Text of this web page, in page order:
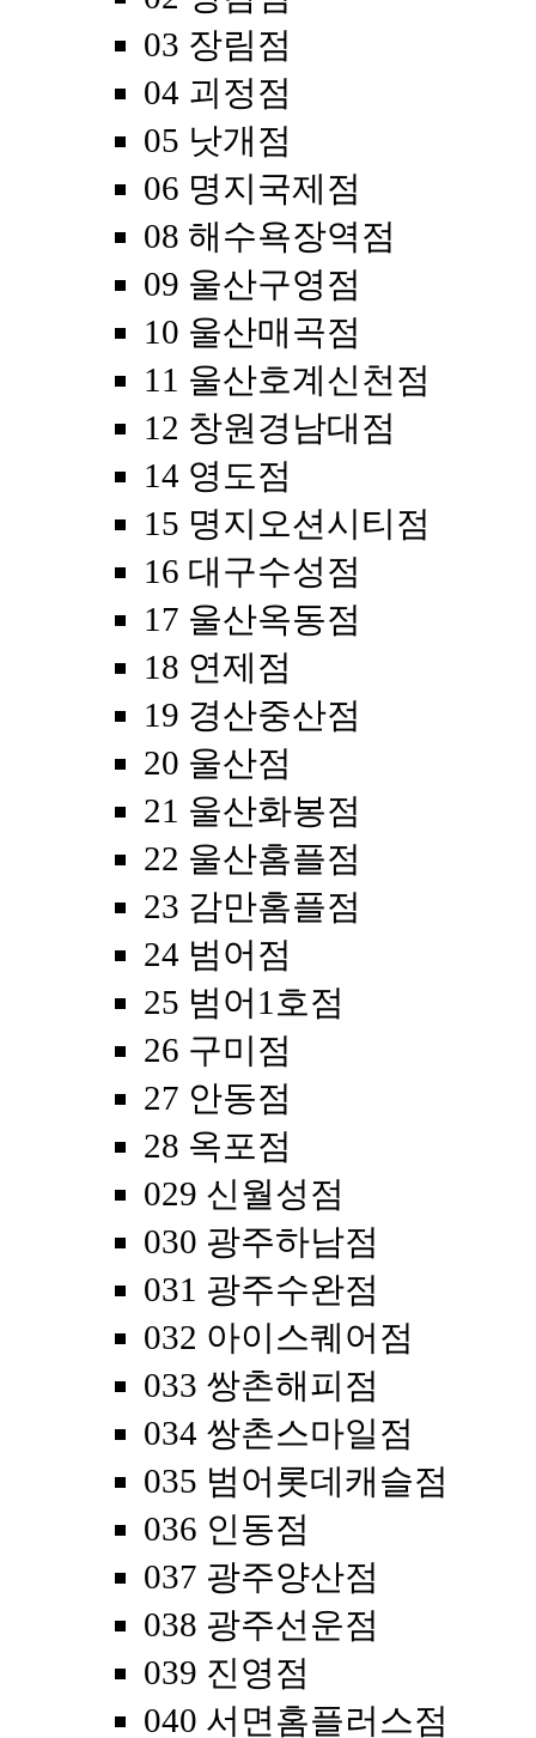
03 장림점
04 괴정점
05 낫개점
06 명지국제점
08 해수욕장역점
09 울산구영점
10 울산매곡점
11 울산호계신천점
12 창원경남대점
14 영도점
15 명지오션시티점
16 대구수성점
17 울산옥동점
18 연제점
19 경산중산점
20 울산점
21 울산화봉점
22 울산홈플점
23 감만홈플점
24 범어점
25 범어1호점
26 구미점
27 안동점
28 옥포점
029 신월성점
030 광주하남점
031 광주수완점
032 아이스퀘어점
033 쌍촌해피점
034 쌍촌스마일점
035 범어롯데캐슬점
036 인동점
037 광주양산점
038 광주선운점
039 진영점
040 서면홈플러스점